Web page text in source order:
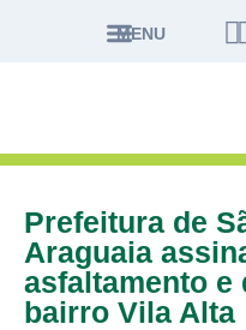
MENU
Prefeitura de
Araguaia
asfaltamento e
bairro Vila Alta